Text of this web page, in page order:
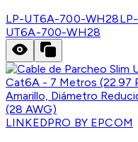
LP-UT6A-700-WH28LP-
UT6A-700-WH28
LINKEDPRO BY EPCOM